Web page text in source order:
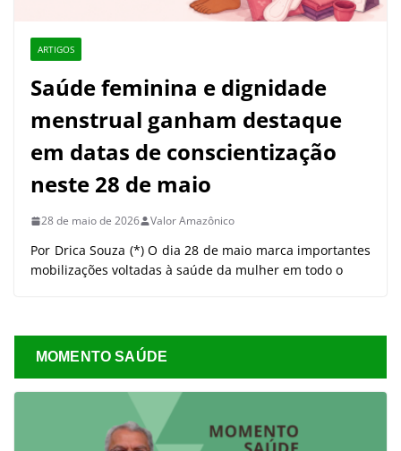
ARTIGOS
Saúde feminina e dignidade
menstrual ganham destaque
em datas de conscientização
neste 28 de maio
28 de maio de 2026 Valor Amazônico
Por Drica Souza (*) O dia 28 de maio marca importantes
mobilizações voltadas à saúde da mulher em todo o
MOMENTO SAÚDE